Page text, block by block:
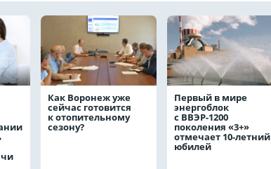
Как Воронеж уже
сейчас готовится
к отопительному
сезону?
Первый в мире
энергоблок
с ВВЭР-1200
поколения «3+»
отмечает 10-летний
юбилей